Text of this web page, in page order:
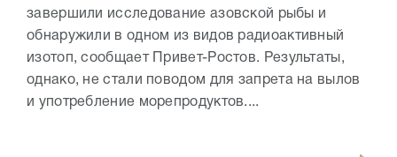
завершили исследование азовской рыбы и
обнаружили в одном из видов радиоактивный
изотоп, сообщает Привет-Ростов. Результаты,
однако, не стали поводом для запрета на вылов
и употребление морепродуктов....